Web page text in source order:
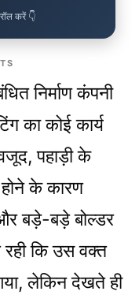
करें 👇
निर्माण कंपनी
का कोई कार्य
पहाड़ी के
के कारण
बड़े-बड़े बोल्डर
कि उस वक्त
लेकिन देखते ही